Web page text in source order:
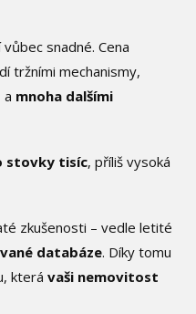
snadné. Cena
tržními mechanismy,
a mnoha dalšími
stovky tisíc, příliš vysoká
zkušenosti – vedle letité
databáze. Díky tomu
kterávaši nemovitost